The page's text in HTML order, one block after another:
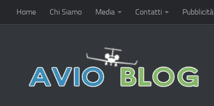
Home Chi Siamo Media Contatti Pubblicità